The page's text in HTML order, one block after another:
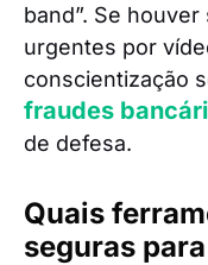
band”. Se
urgentes por
conscientização
fraudes
de defesa.
Quais
seguras